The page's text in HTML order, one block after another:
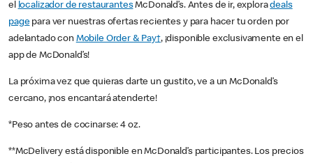
el localizador de restaurantesMcDonald’s. Antes de ir, exploradeals
pagepara ver nuestras ofertas recientes y para hacer tu orden por
adelantado con Mobile Order & Pay†, ¡disponible exclusivamente en el
app de McDonald’s!
La próxima vez que quieras darte un gustito, ve a un McDonald’s
cercano, ¡nos encantará atenderte!
*Peso antes de cocinarse: 4 oz.
**McDelivery está disponible en McDonald’s participantes. Los precios